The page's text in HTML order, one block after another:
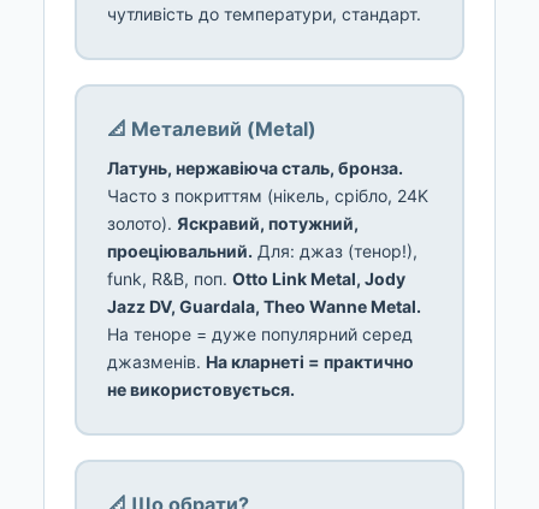
чутливість до температури, стандарт.
📐 Металевий (Metal)
Латунь, нержавіюча сталь, бронза.
Часто з покриттям (нікель, срібло, 24K
золото). Яскравий, потужний,
проеціювальний. Для: джаз (тенор!),
funk, R&B, поп. Otto Link Metal, Jody
Jazz DV, Guardala, Theo Wanne Metal.
На теноре = дуже популярний серед
джазменів. На кларнеті = практично
не використовується.
📐 Що обрати?